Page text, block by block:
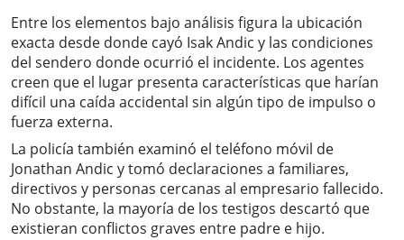
Entre los elementos bajo análisis figura la ubicación
exacta desde donde cayó Isak Andic y las condiciones
del sendero donde ocurrió el incidente. Los agentes
creen que el lugar presenta características que harían
difícil una caída accidental sin algún tipo de impulso o
fuerza externa.
La policía también examinó el teléfono móvil de
Jonathan Andic y tomó declaraciones a familiares,
directivos y personas cercanas al empresario fallecido.
No obstante, la mayoría de los testigos descartó que
existieran conflictos graves entre padre e hijo.